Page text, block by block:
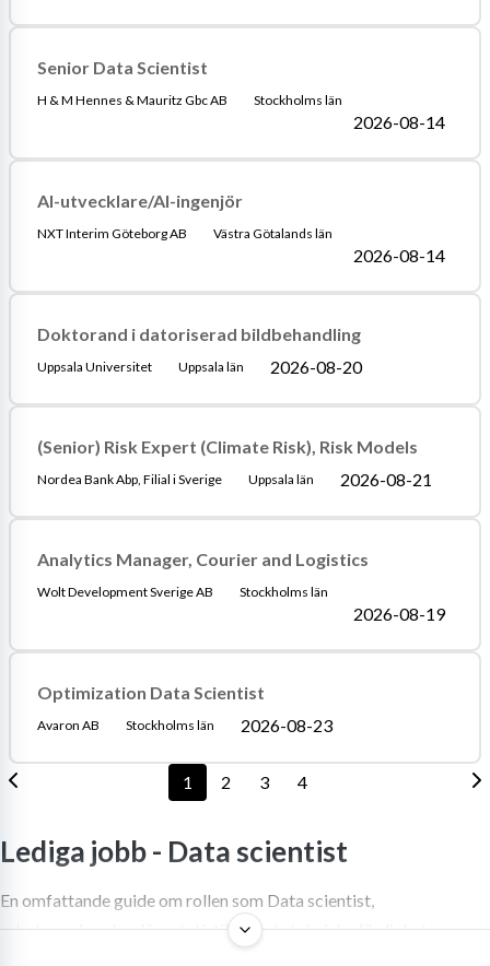
Senior Data Scientist
H & M Hennes & Mauritz Gbc AB Stockholms län
2026-08-14
AI-utvecklare/AI-ingenjör
NXT Interim Göteborg AB Västra Götalands län
2026-08-14
Doktorand i datoriserad bildbehandling
Uppsala Universitet Uppsala län 2026-08-20
(Senior) Risk Expert (Climate Risk), Risk Models
Nordea Bank Abp, Filial i Sverige Uppsala län 2026-08-21
Analytics Manager, Courier and Logistics
Wolt Development Sverige AB Stockholms län
2026-08-19
Optimization Data Scientist
Avaron AB Stockholms län 2026-08-23
1 2 3 4
Lediga jobb - Data scientist
En omfattande guide om rollen som Data scientist,
arbetsmarknaden, lönestatistik och de tekniska färdigheter som